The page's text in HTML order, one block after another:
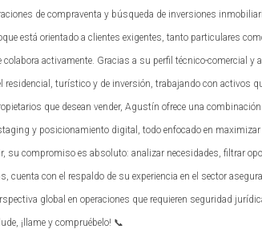
libre casi todo el año, contar con una
en áreas perfectas para relajarse o
Esto no solo aumenta el valor de la
por quienes buscan alquilar o comprar
Las ventanas grandes o los balcones
considera crear espacios interiores
de compraventa y búsqueda de inversiones
está orientado a clientes exigentes, tanto particulares
colabora activamente. Gracias a su perfil técnico-comercial
residencial, turístico y de inversión, trabajando con activos
que desean vender, Agustín ofrece una
y posicionamiento digital, todo enfocado en
su compromiso es absoluto: analizar necesidades, filtrar
cuenta con el respaldo de su experiencia en el sector
global en operaciones que requieren seguridad
¡llame y compruébelo! 📞